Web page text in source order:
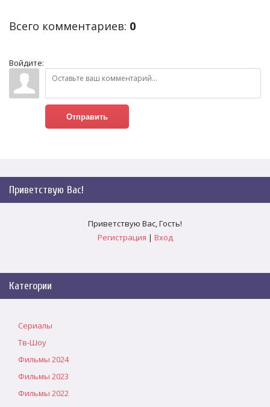
Всего комментариев: 0
Войдите:
Отправить
Приветствую Вас!
Приветствую Вас,Гость!
Регистрация | Вход
Категории
Сериалы
Тв-Шоу
Фильмы 2024
Фильмы 2023
Фильмы 2022